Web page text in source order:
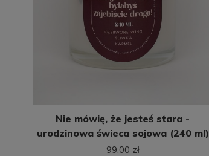
Nie mówię, że jesteś stara -
urodzinowa świeca sojowa (240 ml)
99,00 zł